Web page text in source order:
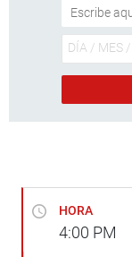
HORA
4:00 PM